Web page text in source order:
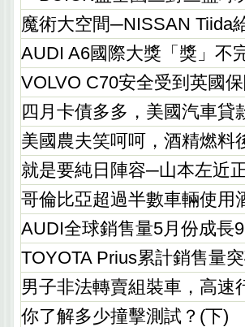
魔術大空間─NISSAN Tiida
AUDI A6國際大獎「獎」不
VOLVO C70安全受到英國
四月卡債多多，美國汽車貸
美國農夫笑呵呵，酒精燃料
就是要純日陣容─山本左近
哥倫比亞超過半數車輛使用
AUDI全球銷售量5月份成長
TOYOTA Prius累計銷售量
男子非法轉賣組裝車，高速
你了解多少撞擊測試？(下)